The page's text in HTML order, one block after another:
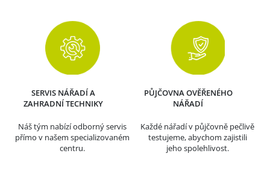
SERVIS NÁŘADÍ A
ZAHRADNÍ TECHNIKY
Náš tým nabízí odborný servis
přímo v našem specializovaném
centru.
PŮJČOVNA OVĚŘENÉHO
NÁŘADÍ
Každé nářadí v půjčovně pečlivě
testujeme, abychom zajistili
jeho spolehlivost.